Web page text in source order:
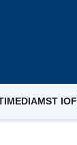
MST